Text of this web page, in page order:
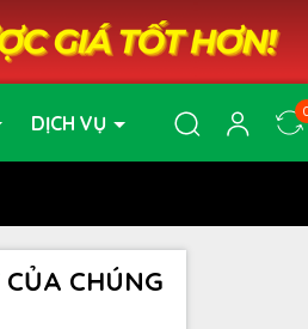
DỊCH VỤ
CỦA CHÚNG